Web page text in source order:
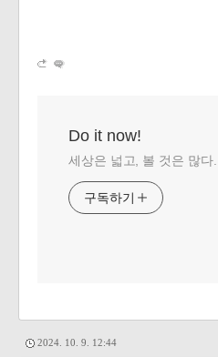
Do it now!
세상은 넓고, 볼 것은 많다.
구독하기
2024. 10. 9. 12:44